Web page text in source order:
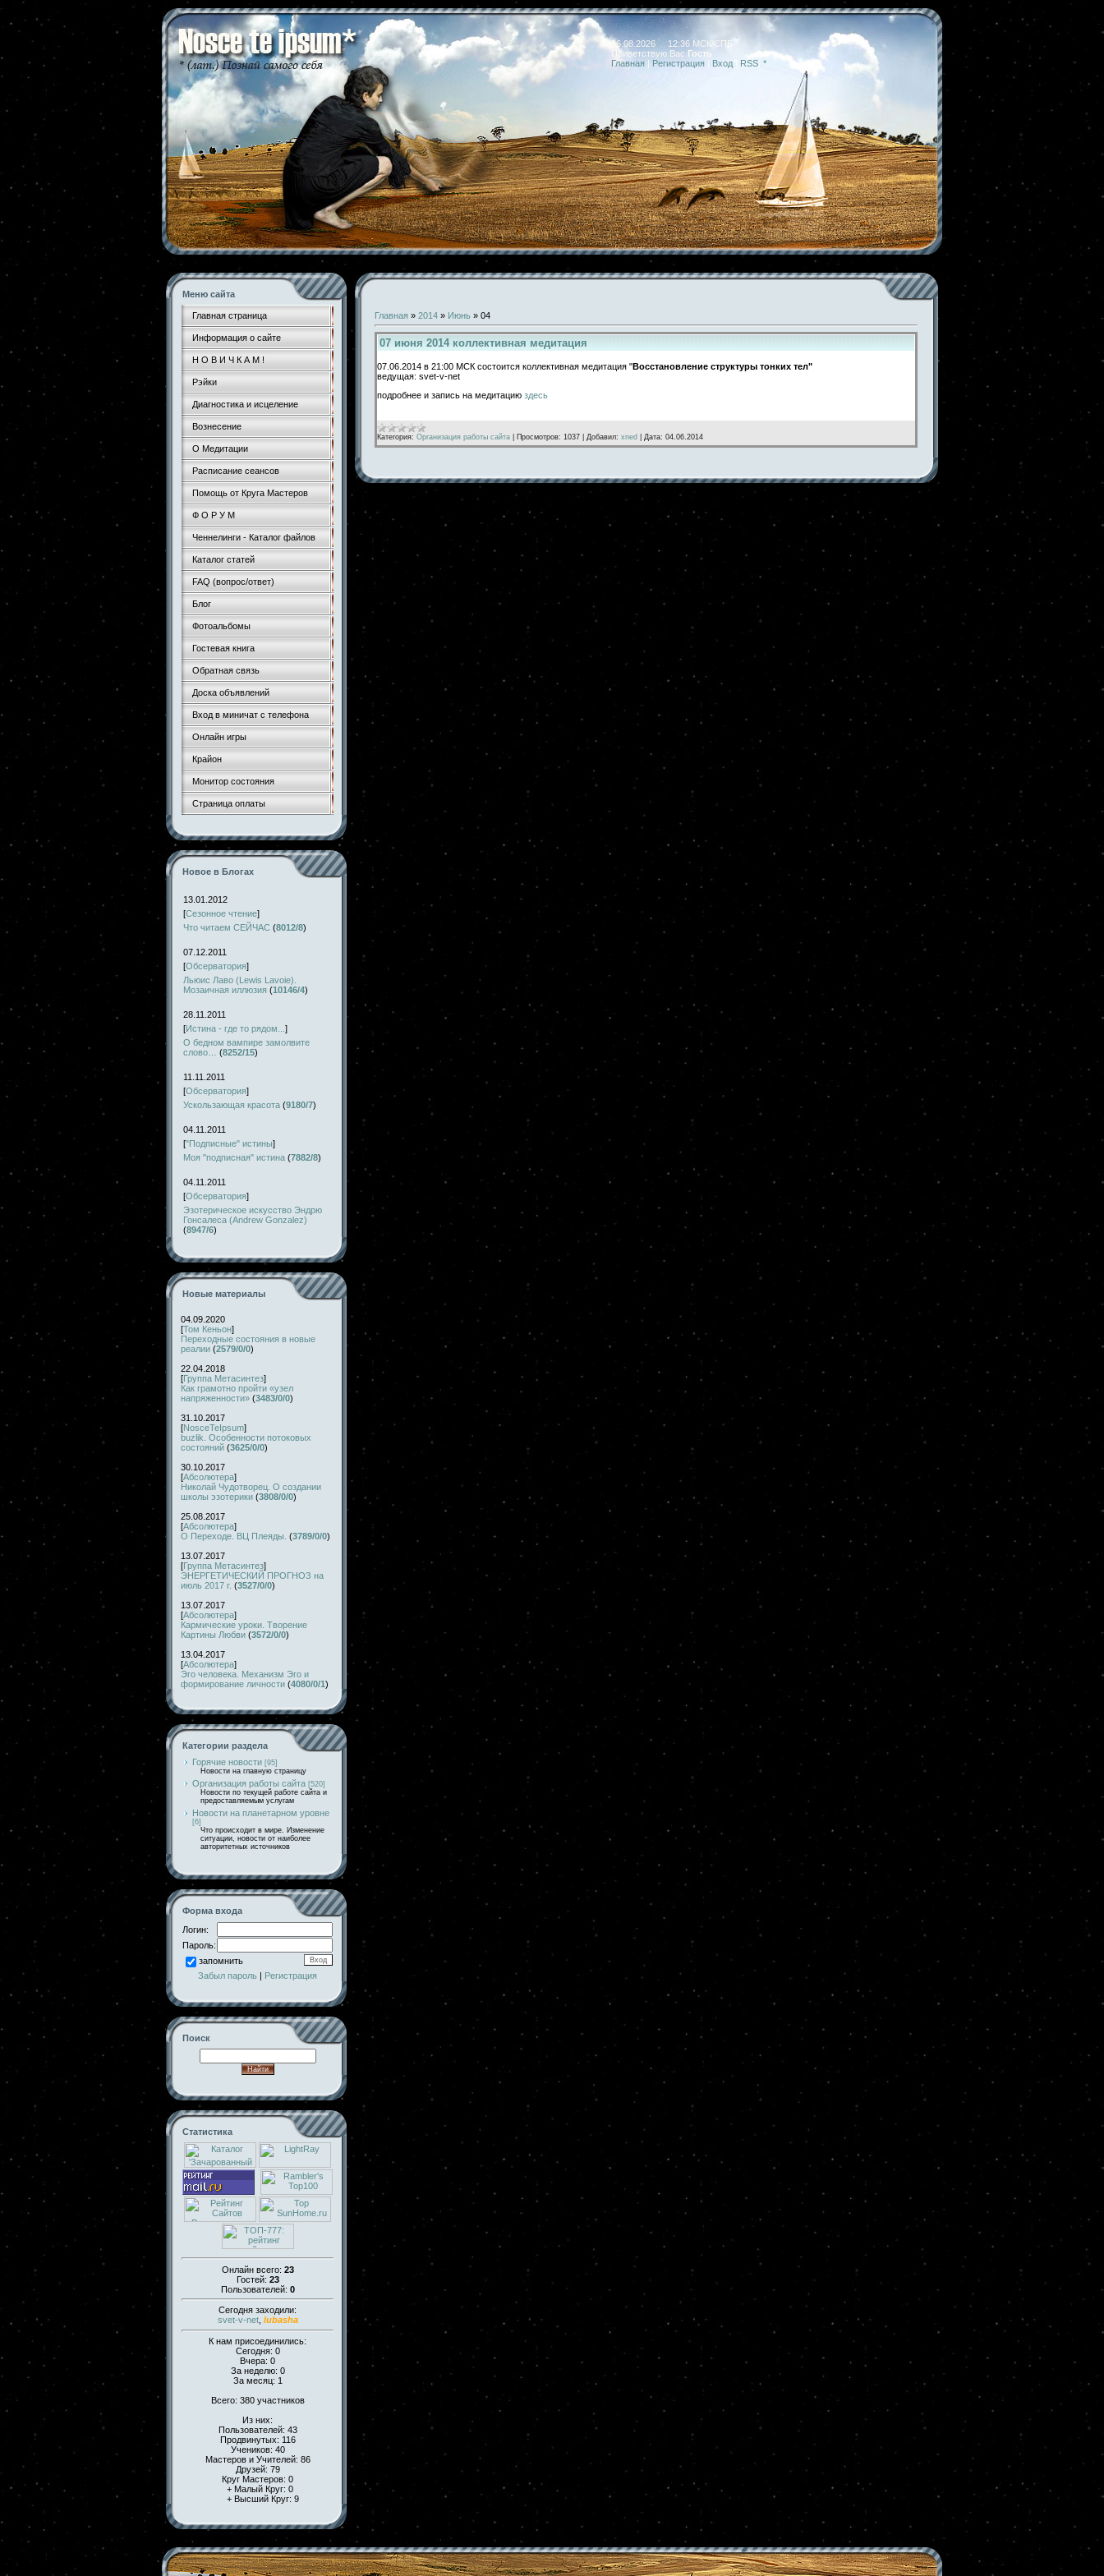
06.08.2026 12:36 МСК/СПБ
Приветствую Вас Гость
Главная | Регистрация | Вход RSS *
Меню сайта
Главная страница
Информация о сайте
Н О В И Ч К А М !
Рэйки
Диагностика и исцеление
Вознесение
О Медитации
Расписание сеансов
Помощь от Круга Мастеров
Ф О Р У М
Ченнелинги - Каталог файлов
Каталог статей
FAQ (вопрос/ответ)
Блог
Фотоальбомы
Гостевая книга
Обратная связь
Доска объявлений
Вход в миничат с телефона
Онлайн игры
Крайон
Монитор состояния
Страница оплаты
Новое в Блогах
13.01.2012
[Сезонное чтение]
Что читаем СЕЙЧАС (8012/8)
07.12.2011
[Обсерватория]
Льюис Лаво (Lewis Lavoie).
Мозаичная иллюзия (10146/4)
28.11.2011
[Истина - где то рядом... ]
О бедном вампире замолвите
слово…
(8252/15)
11.11.2011
[Обсерватория]
Ускользающая красота (9180/7)
04.11.2011
["Подписные" истины]
Моя "подписная" истина (7882/8)
04.11.2011
[Обсерватория]
Эзотерическое искусство Эндрю
Гонсалеса (Andrew Gonzalez)
(8947/6)
Новые материалы
04.09.2020
[Том Кеньон]
Переходные состояния в новые
реалии (2579/0/0)
22.04.2018
[Группа Метасинтез]
Как грамотно пройти «узел
напряженности» (3483/0/0)
31.10.2017
[NosceTeIpsum]
buzlik. Особенности потоковых
состояний (3625/0/0)
30.10.2017
[Абсолютера]
Николай Чудотворец. О создании
школы эзотерики (3808/0/0)
25.08.2017
[Абсолютера]
О Переходе. ВЦ Плеяды. (3789/0/0)
13.07.2017
[Группа Метасинтез]
ЭНЕРГЕТИЧЕСКИЙ ПРОГНОЗ на
июль 2017 г. (3527/0/0)
13.07.2017
[Абсолютера]
Кармические уроки. Творение
Картины Любви (3572/0/0)
13.04.2017
[Абсолютера]
Эго человека. Механизм Эго и
формирование личности (4080/0/1)
Категории раздела
Горячие новости [95]
Новости на главную страницу
Организация работы сайта [520]
Новости по текущей работе сайта и
предоставляемым услугам
Новости на планетарном уровне
[6]
Что происходит в мире. Изменение
ситуации, новости от наиболее
авторитетных источников
Форма входа
Логин:
Пароль:
запомнить
Забыл пароль | Регистрация
Поиск
Статистика
Онлайн всего: 23
Гостей: 23
Пользователей: 0
Сегодня заходили:
svet-v-net, lubasha
К нам присоединились:
Сегодня: 0
Вчера: 0
За неделю: 0
За месяц: 1
Всего: 380 участников
Из них:
Пользователей: 43
Продвинутых: 116
Учеников: 40
Мастеров и Учителей: 86
Друзей: 79
Круг Мастеров: 0
+ Малый Круг: 0
+ Высший Круг: 9
Главная » 2014 » Июнь » 04
07 июня 2014 коллективная медитация
07.06.2014 в 21:00 МСК состоится коллективная медитация "Восстановление структуры тонких тел"
ведущая: svet-v-net
подробнее и запись на медитацию здесь
Категория: Организация работы сайта Просмотров: 1037 Добавил: xned Дата: 04.06.2014